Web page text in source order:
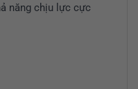
năng chịu lực cực